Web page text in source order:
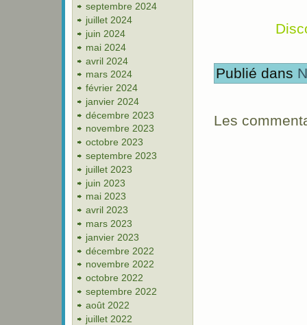
septembre 2024
juillet 2024
juin 2024
mai 2024
avril 2024
mars 2024
février 2024
janvier 2024
décembre 2023
novembre 2023
octobre 2023
septembre 2023
juillet 2023
juin 2023
mai 2023
avril 2023
mars 2023
janvier 2023
décembre 2022
novembre 2022
octobre 2022
septembre 2022
août 2022
juillet 2022
Publié dans
Les